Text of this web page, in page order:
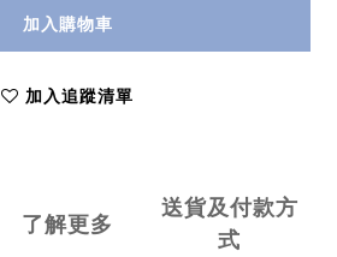
加入購物車
加入追蹤清單
了解更多
送貨及付款方
式